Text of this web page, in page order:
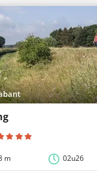
m 02u26